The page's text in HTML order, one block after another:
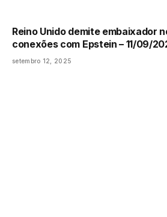
Reino Unido demite embaixador
conexões com Epstein – 11/09/
setembro 12, 2025